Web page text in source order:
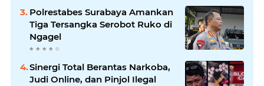
Polrestabes Surabaya Amankan
Tiga Tersangka Serobot Ruko di
Ngagel
Sinergi Total Berantas Narkoba,
Judi Online, dan Pinjol Ilegal